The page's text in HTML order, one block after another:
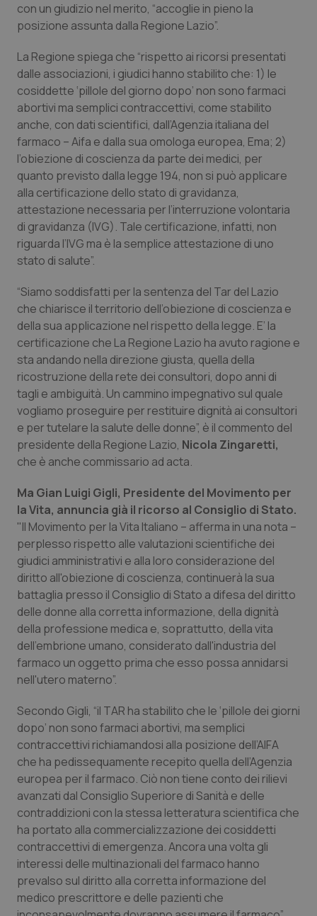
Campania
Emilia-Romagna
Friuli Venezia Giulia
Lazio
Liguria
Lombardia
Marche
Molise
Piemonte
Provincia Autonoma di Bolzano
Provincia Autonoma di Trento
Puglia
Sardegna
Sicilia
Toscana
Umbria
Valle D’Aosta
Veneto
Car-T
Colesterolo & coronaropatie
Dermatite Atopica
Diabete & glucometri
Disturbi dell’umore
Dolore
Donna & Salute
Epatiti
HIV
Infezioni & Febbre
Ipertensione & Scompenso
Malattie rare
Malattia di Crohn & Rettocolite Ulcerosa
Neuroscienze & patologie neurodegenerative
Obesità
Oftalmologia
Oncodermatologia
Oncoematologia
Oncologia & Nutrizione
Psoriasi & pelle
Quotidiano Cardiologia
Quotidiano Chirurgia
Quotidiano Oncologia
Quotidiano Pediatria
Rene & patologie urogenitali
con un giudizio nel merito, “accoglie in pieno la
posizione assunta dalla Regione Lazio”.
La Regione spiega che “rispetto ai ricorsi presentati
dalle associazioni, i giudici hanno stabilito che: 1) le
cosiddette ‘pillole del giorno dopo’ non sono farmaci
abortivi ma semplici contraccettivi, come stabilito
anche, con dati scientifici, dall’Agenzia italiana del
farmaco – Aifa e dalla sua omologa europea, Ema; 2)
l’obiezione di coscienza da parte dei medici, per
quanto previsto dalla legge 194, non si può applicare
alla certificazione dello stato di gravidanza,
attestazione necessaria per l’interruzione volontaria
di gravidanza (IVG). Tale certificazione, infatti, non
riguarda l’IVG ma è la semplice attestazione di uno
stato di salute”.
“Siamo soddisfatti per la sentenza del Tar del Lazio
che chiarisce il territorio dell’obiezione di coscienza e
della sua applicazione nel rispetto della legge. E’ la
certificazione che La Regione Lazio ha avuto ragione e
sta andando nella direzione giusta, quella della
ricostruzione della rete dei consultori, dopo anni di
tagli e ambiguità. Un cammino impegnativo sul quale
vogliamo proseguire per restituire dignità ai consultori
e per tutelare la salute delle donne”, è il commento del
presidente della Regione Lazio, Nicola Zingaretti,
che è anche commissario ad acta.
Ma Gian Luigi Gigli, Presidente del Movimento per
la Vita, annuncia già il ricorso al Consiglio di Stato.
"Il Movimento per la Vita Italiano – afferma in una nota –
perplesso rispetto alle valutazioni scientifiche dei
giudici amministrativi e alla loro considerazione del
diritto all'obiezione di coscienza, continuerà la sua
battaglia presso il Consiglio di Stato a difesa del diritto
delle donne alla corretta informazione, della dignità
della professione medica e, soprattutto, della vita
dell’embrione umano, considerato dall'industria del
farmaco un oggetto prima che esso possa annidarsi
nell'utero materno”.
Secondo Gigli, “il TAR ha stabilito che le ‘pillole dei giorni
dopo’ non sono farmaci abortivi, ma semplici
contraccettivi richiamandosi alla posizione dell’AIFA
che ha pedissequamente recepito quella dell’Agenzia
europea per il farmaco. Ciò non tiene conto dei rilievi
avanzati dal Consiglio Superiore di Sanità e delle
contraddizioni con la stessa letteratura scientifica che
ha portato alla commercializzazione dei cosiddetti
contraccettivi di emergenza. Ancora una volta gli
interessi delle multinazionali del farmaco hanno
prevalso sul diritto alla corretta informazione del
medico prescrittore e delle pazienti che